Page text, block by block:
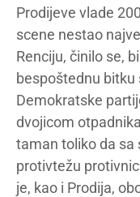
Prodijeve vlade
scene nestao
Renciju, činilo se,
bespoštednu bitku
Demokratske
dvojicom
taman toliko da sa
protivtežu
je, kao i Prodija,